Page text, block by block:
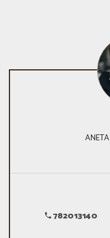
ANETA
782013140